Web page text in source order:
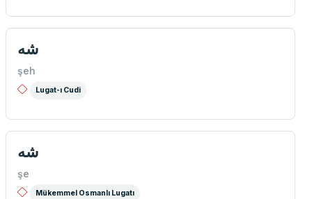
شه
şeh
Lugat-ı Cudi
شه
şe
Mükemmel Osmanlı Lugatı